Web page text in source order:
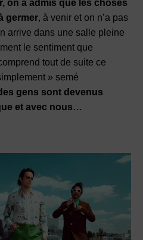
on a admis que les choses
germer, à venir et on n’a pas
arrive dans une salle pleine
le sentiment que
tout de suite ce
» semé
gens sont devenus
et avec nous…